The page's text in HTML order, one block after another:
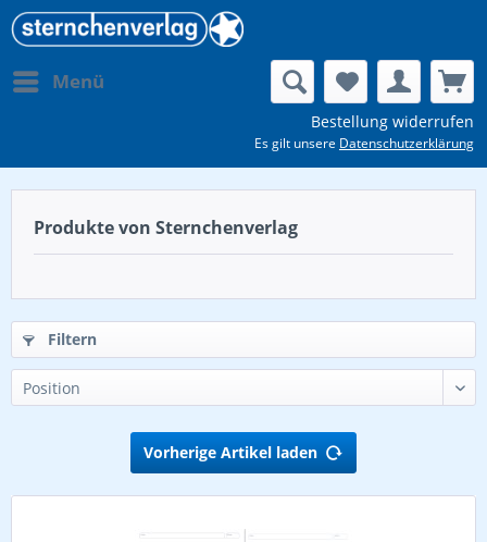
Menü
Bestellung widerrufen
Es gilt unsere Datenschutzerklärung
Produkte von Sternchenverlag
Filtern
Vorherige Artikel laden